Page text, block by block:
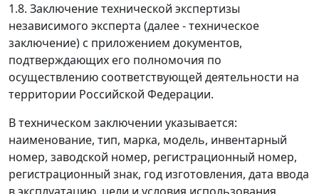
1.8. Заключение технической экспертизы
независимого эксперта (далее - техническое
заключение) с приложением документов,
подтверждающих его полномочия по
осуществлению соответствующей деятельности на
территории Российской Федерации.
В техническом заключении указывается:
наименование, тип, марка, модель, инвентарный
номер, заводской номер, регистрационный номер,
регистрационный знак, год изготовления, дата ввода